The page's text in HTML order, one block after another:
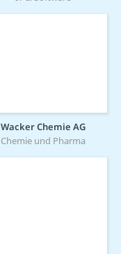
Wacker Chemie AG
Chemie und Pharma